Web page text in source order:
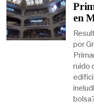
en
por
ruido